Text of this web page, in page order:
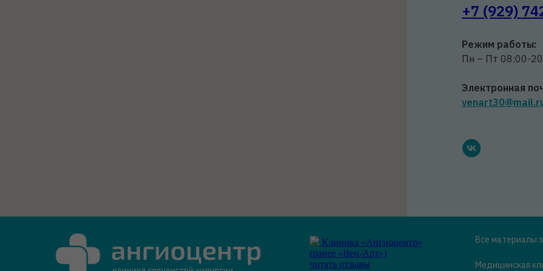
+7 (929)
Режим работы:
Пн – Пт 08:00-
Электронная
Все материалы
Медицинская
Клиника «Ангиоцентр»
(ранее «Вен-Арт»)
читать отзывы